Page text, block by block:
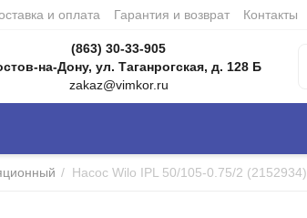
и оплата Гарантия и возврат Контакты
(863) 30-33-905
на-Дону, ул. Таганрогская, д. 128 Б
zakaz@vimkor.ru
/ Насос Wilo IPL 50/105-0.75/2 (2152934)